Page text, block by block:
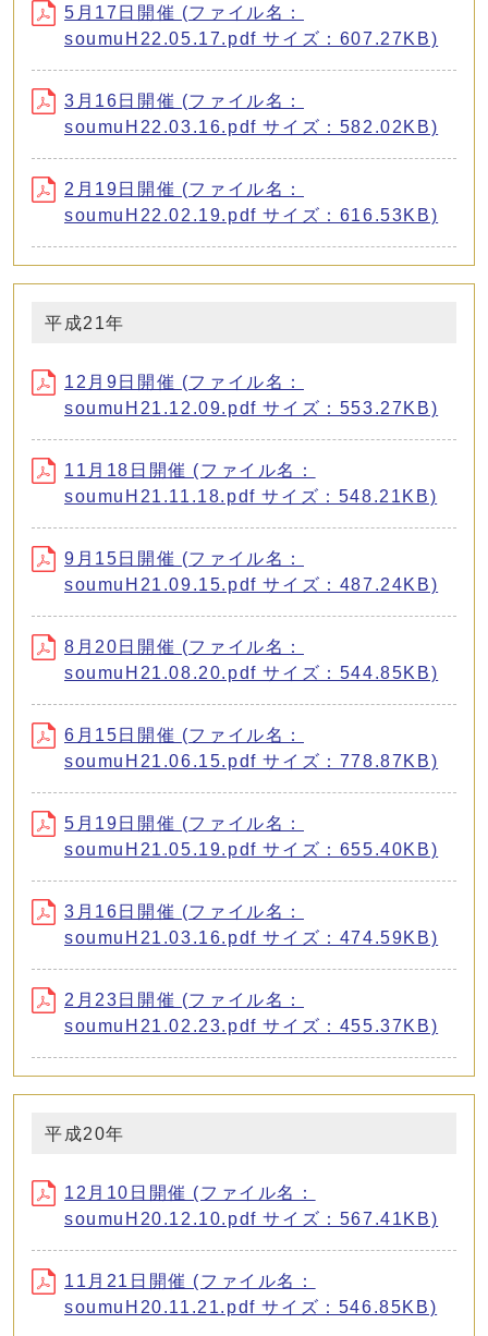
5月17日開催 (ファイル名：
soumuH22.05.17.pdf サイズ：607.27KB)
3月16日開催 (ファイル名：
soumuH22.03.16.pdf サイズ：582.02KB)
2月19日開催 (ファイル名：
soumuH22.02.19.pdf サイズ：616.53KB)
平成21年
12月9日開催 (ファイル名：
soumuH21.12.09.pdf サイズ：553.27KB)
11月18日開催 (ファイル名：
soumuH21.11.18.pdf サイズ：548.21KB)
9月15日開催 (ファイル名：
soumuH21.09.15.pdf サイズ：487.24KB)
8月20日開催 (ファイル名：
soumuH21.08.20.pdf サイズ：544.85KB)
6月15日開催 (ファイル名：
soumuH21.06.15.pdf サイズ：778.87KB)
5月19日開催 (ファイル名：
soumuH21.05.19.pdf サイズ：655.40KB)
3月16日開催 (ファイル名：
soumuH21.03.16.pdf サイズ：474.59KB)
2月23日開催 (ファイル名：
soumuH21.02.23.pdf サイズ：455.37KB)
平成20年
12月10日開催 (ファイル名：
soumuH20.12.10.pdf サイズ：567.41KB)
11月21日開催 (ファイル名：
soumuH20.11.21.pdf サイズ：546.85KB)